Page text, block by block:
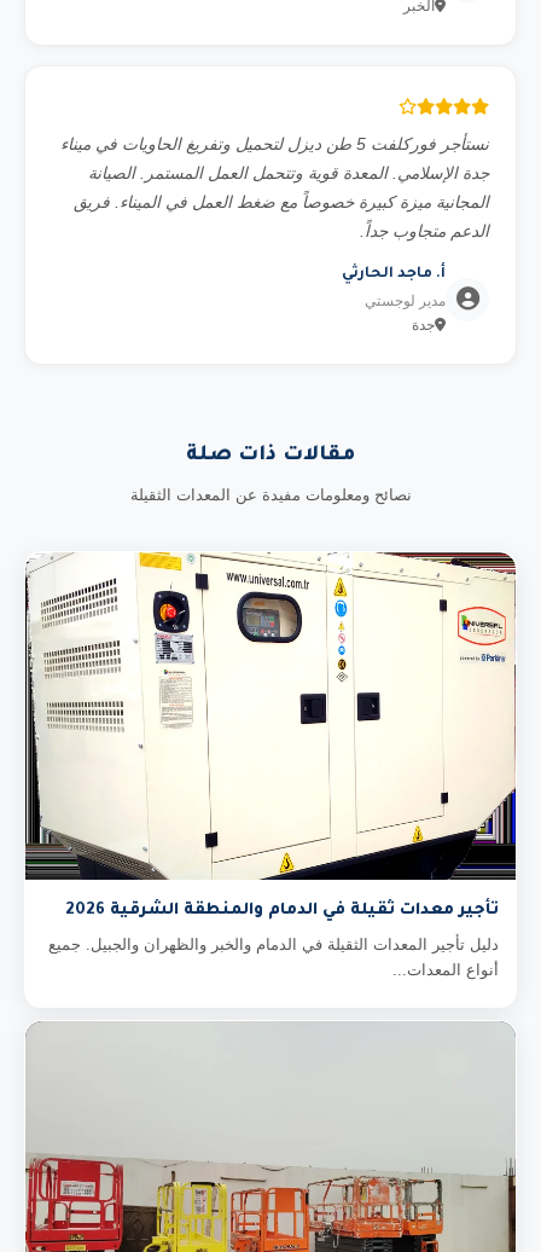
الخبر
نستأجر فوركلفت 5 طن ديزل لتحميل وتفريغ الحاويات في ميناء
جدة الإسلامي. المعدة قوية وتتحمل العمل المستمر. الصيانة
المجانية ميزة كبيرة خصوصاً مع ضغط العمل في الميناء. فريق
الدعم متجاوب جداً.
أ. ماجد الحارثي
مدير لوجستي
جدة
مقالات ذات صلة
نصائح ومعلومات مفيدة عن المعدات الثقيلة
تأجير معدات ثقيلة في الدمام والمنطقة الشرقية 2026
دليل تأجير المعدات الثقيلة في الدمام والخبر والظهران والجبيل. جميع
أنواع المعدات...